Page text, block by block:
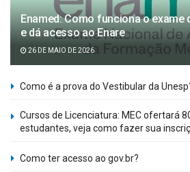
Enamed: Como funciona o exame
e dá acesso ao Enare
26 DE MAIO DE 2026
Como é a prova do Vestibular da
Cursos de Licenciatura: MEC ofertará
estudantes, veja como fazer sua
Como ter acesso ao gov.br?